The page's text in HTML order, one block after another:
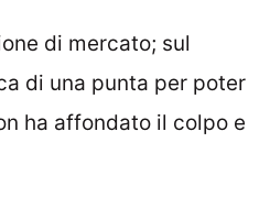
di mercato; sul
di una punta per poter
ha affondato il colpo e